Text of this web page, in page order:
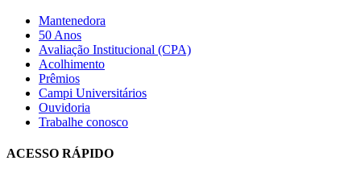
Mantenedora
50 Anos
Avaliação Institucional (CPA)
Acolhimento
Prêmios
Campi Universitários
Ouvidoria
Trabalhe conosco
ACESSO RÁPIDO